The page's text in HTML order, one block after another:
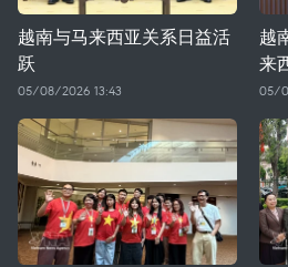
越南与马来西亚关系日益活
跃
05/08/2026 13:43
越
来
05/